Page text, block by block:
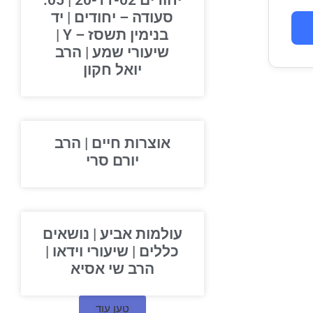
סעודה – יחודים | יד
בנימין תשסז – Y |
שיעורי שמע | הרב
יואל חקון
אוצרות חיים | הרב
יורם סרי
עולמות אביע | נושאים
כללים | שיעורי וידאו |
הרב שי אסיא
טען עוד